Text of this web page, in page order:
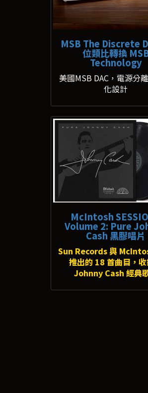
MSB The Discrete
位類比轉換
Technology
美國MSB DAC，電源分
化設計
McIntosh
Volume 2: Pure
Cash 黑膠唱片
Sun Records 與
推出的 18 首曲目，
Johnny Cash 經典